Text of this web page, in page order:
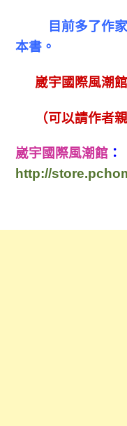
目前多了作
本書。
崴宇國際風潮
（可以請作者
崴宇國際風潮館：
http://